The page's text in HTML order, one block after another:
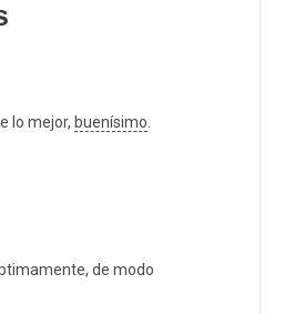
lo mejor, buenísimo
de modo